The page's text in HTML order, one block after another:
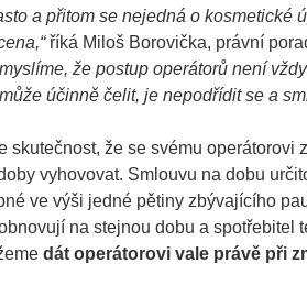
a přitom se nejedná o kosmetické
říká Miloš Borovička, právní
že postup operátorů není
účinně čelit, je nepodřídit se a
skutečnost, že se svému operátorovi
vyhovovat. Smlouvu na dobu
ve výši jedné pětiny zbývajícího
na stejnou dobu a spotřebitel
dát operátorovi vale právě při